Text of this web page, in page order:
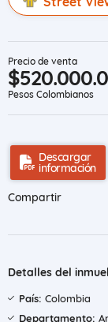
Precio de venta
Pesos Colombianos
Descargar
información
Compartir
Detalles del
País: Colombia
Departamento: